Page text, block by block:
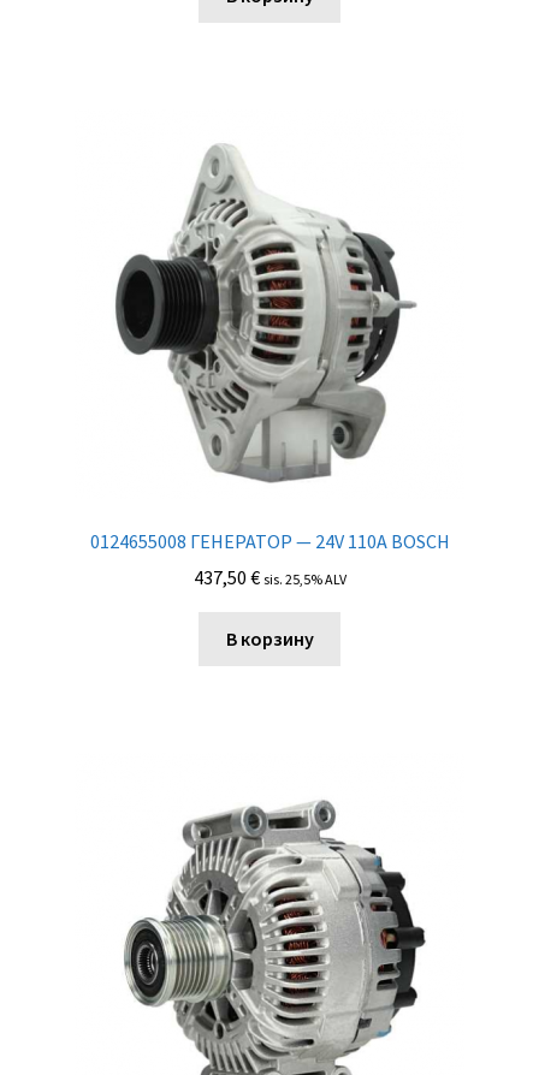
0124655008 ГЕНЕРАТОР — 24V 110A BOSCH
437,50 € sis. 25,5% ALV
В корзину